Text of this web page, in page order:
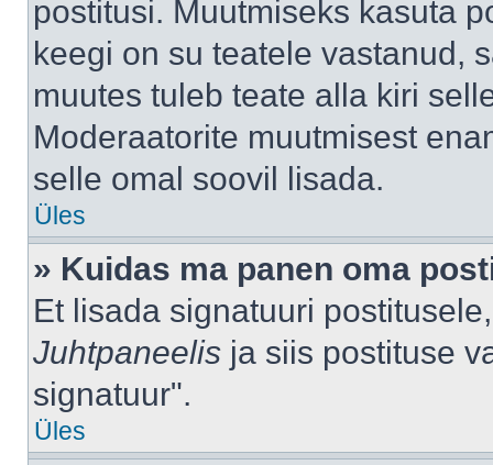
postitusi. Muutmiseks kasuta
keegi on su teatele vastanud,
muutes tuleb teate alla kiri
Moderaatorite muutmisest
selle omal soovil lisada.
Üles
» Kuidas ma panen oma
Et lisada signatuuri
Juhtpaneelis ja siis postituse
signatuur".
Üles